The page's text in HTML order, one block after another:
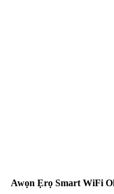
Awọn Ẹrọ Smart WiFi